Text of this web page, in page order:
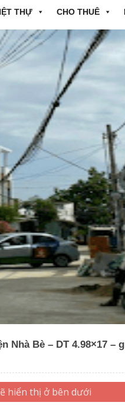
THỰ CHO THUÊ
Nhà Bè – DT 4.98×17